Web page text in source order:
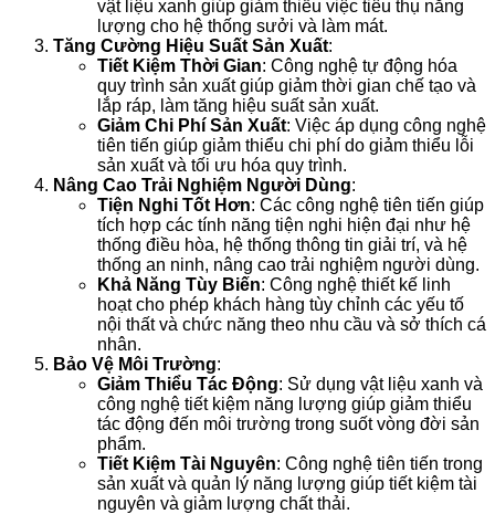
vật liệu xanh giúp giảm thiểu việc tiêu thụ năng
lượng cho hệ thống sưởi và làm mát.
Tăng Cường Hiệu Suất Sản Xuất:
Tiết Kiệm Thời Gian: Công nghệ tự động hóa
quy trình sản xuất giúp giảm thời gian chế tạo và
lắp ráp, làm tăng hiệu suất sản xuất.
Giảm Chi Phí Sản Xuất: Việc áp dụng công nghệ
tiên tiến giúp giảm thiểu chi phí do giảm thiểu lỗi
sản xuất và tối ưu hóa quy trình.
Nâng Cao Trải Nghiệm Người Dùng:
Tiện Nghi Tốt Hơn: Các công nghệ tiên tiến giúp
tích hợp các tính năng tiện nghi hiện đại như hệ
thống điều hòa, hệ thống thông tin giải trí, và hệ
thống an ninh, nâng cao trải nghiệm người dùng.
Khả Năng Tùy Biến: Công nghệ thiết kế linh
hoạt cho phép khách hàng tùy chỉnh các yếu tố
nội thất và chức năng theo nhu cầu và sở thích cá
nhân.
Bảo Vệ Môi Trường:
Giảm Thiểu Tác Động: Sử dụng vật liệu xanh và
công nghệ tiết kiệm năng lượng giúp giảm thiểu
tác động đến môi trường trong suốt vòng đời sản
phẩm.
Tiết Kiệm Tài Nguyên: Công nghệ tiên tiến trong
sản xuất và quản lý năng lượng giúp tiết kiệm tài
nguyên và giảm lượng chất thải.